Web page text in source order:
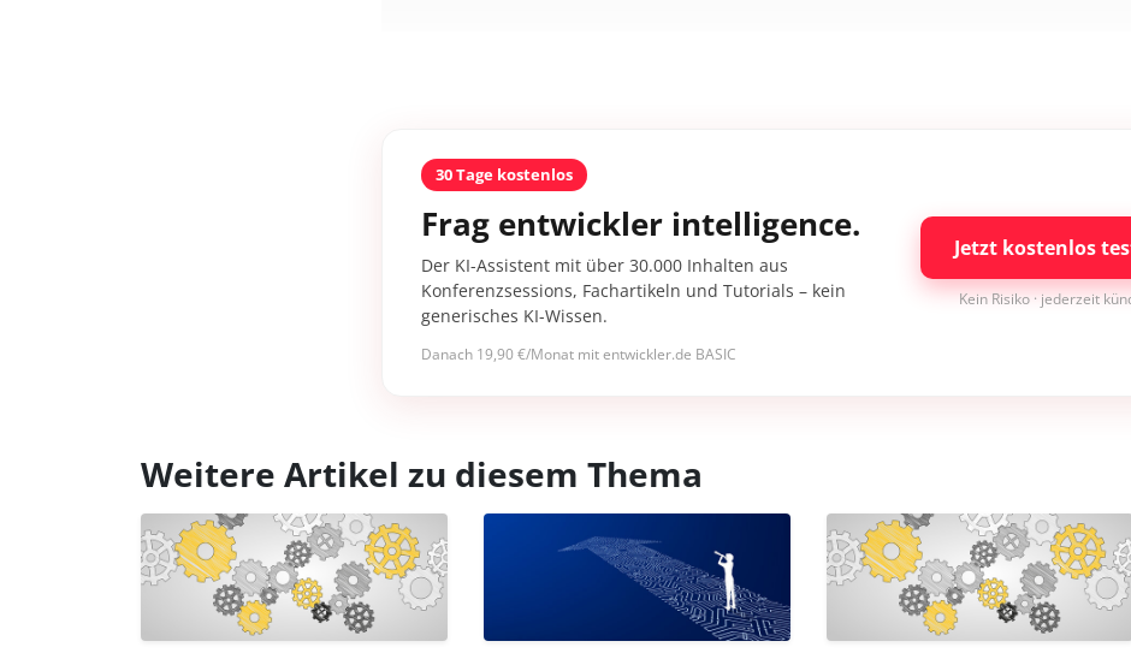
30 Tage kostenlos
Frag entwickler intelligence.
Der KI-Assistent mit über 30.000 Inhalten aus
Konferenzsessions, Fachartikeln und Tutorials – kein
generisches KI-Wissen.
Danach 19,90 €/Monat mit entwickler.de BASIC
Jetzt kostenlos
Kein Risiko · jederzeit
Weitere Artikel zu diesem Thema